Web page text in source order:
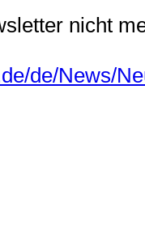
nicht
de/News/